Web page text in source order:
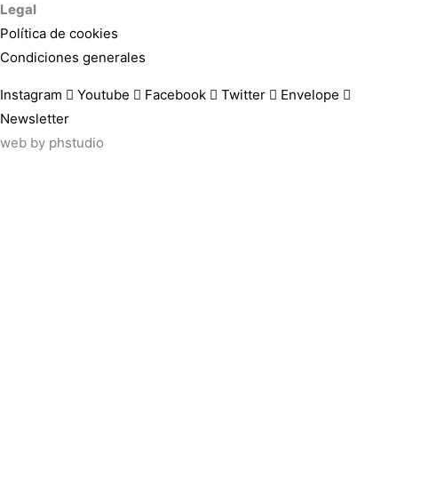
Legal
Política de cookies
Condiciones generales
Instagram Youtube Facebook Twitter
Envelope
Newsletter
web by phstudio